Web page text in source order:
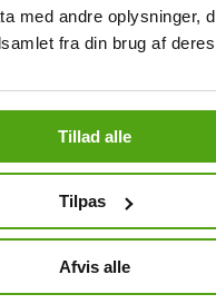
med andre oplysninger,
fra din brug af
Tillad alle
Tilpas
Afvis alle
längre leta efter
Savier kan hjälpa dig med.
assistent vid
hos Crownstudents
Istället för att leta efter